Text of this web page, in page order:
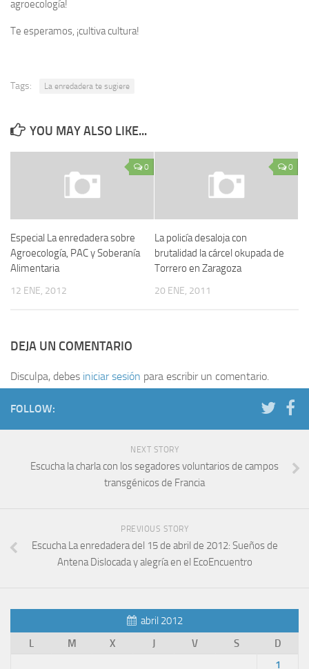
agroecología!
Te esperamos, ¡cultiva cultura!
Tags: La enredadera te sugiere
YOU MAY ALSO LIKE...
0
Especial La enredadera sobre
Agroecología, PAC y Soberanía
Alimentaria
12 ENE, 2012
0
La policía desaloja con
brutalidad la cárcel okupada de
Torrero en Zaragoza
20 ENE, 2011
DEJA UN COMENTARIO
Disculpa, debes iniciar sesión para escribir un comentario.
FOLLOW:
NEXT STORY
Escucha la charla con los segadores voluntarios de campos
transgénicos de Francia
PREVIOUS STORY
Escucha La enredadera del 15 de abril de 2012: Sueños de
Antena Dislocada y alegría en el EcoEncuentro
abril 2012
L
M X J V S D
1